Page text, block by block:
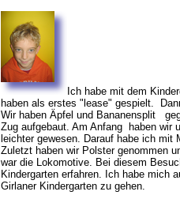
Ich habe mit dem
haben als erstes "lease" gespielt.
Wir haben Äpfel und Bananensplit
Zug aufgebaut. Am Anfang haben wir
leichter gewesen. Darauf habe ich mit
Zuletzt haben wir Polster genommen
war die Lokomotive. Bei diesem
Kindergarten erfahren. Ich habe mich
Girlaner Kindergarten zu gehen.